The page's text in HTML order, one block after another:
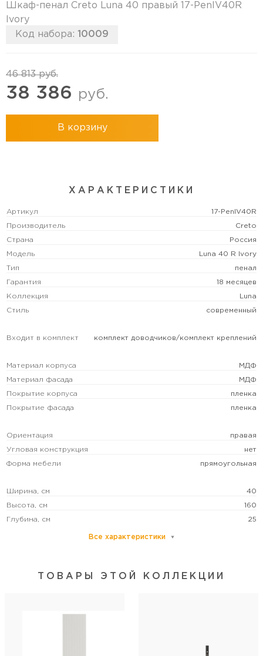
Шкаф-пенал Creto Luna 40 правый 17-PenIV40R
Ivory
Код набора: 10009
46 813руб.
38 386 руб.
В корзину
ХАРАКТЕРИСТИКИ
Артикул 17-PenIV40R
Производитель Creto
Страна Россия
Модель Luna 40 R Ivory
Тип пенал
Гарантия 18 месяцев
Коллекция Luna
Стиль современный
Входит в комплект комплект доводчиков/комплект креплений
Материал корпуса МДФ
Материал фасада МДФ
Покрытие корпуса пленка
Покрытие фасада пленка
Ориентация правая
Угловая конструкция нет
Форма мебели прямоугольная
Ширина, см 40
Высота, см 160
Глубина, см 25
Все характеристики
ТОВАРЫ ЭТОЙ КОЛЛЕКЦИИ